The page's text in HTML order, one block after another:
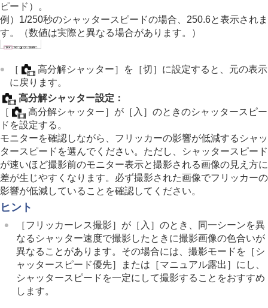
撮影中の画面表示を設定する
動画の音声を記録する
動画を撮影しながら静止画を切り出す
外部RAWレコーダーにRAW動画を出力する
画像と音声をライブ配信する
カメラをカスタマイズする
再生する
カメラの設定を変更する
スマートフォンでできること
パソコンでできること
クラウドサービスを利用する
資料
故障かな？と思ったら
ピード）。
例）1/250秒のシャッタースピードの場合、250.6と表示されま
す。（数値は実際と異なる場合があります。）
［ 高分解シャッター］ を ［切］ に設定すると、元の表示
に戻ります。
高分解シャッター設定 ：
［
高分解シャッター］ が ［入］のときのシャッタースピー
ドを設定する。
モニターを確認しながら、フリッカーの影響が低減するシャッ
タースピードを選んでください。ただし、シャッタースピード
が速いほど撮影前のモニター表示と撮影される画像の見え方に
差が生じやすくなります。必ず撮影された画像でフリッカーの
影響が低減していることを確認してください。
ヒント
［フリッカーレス撮影］ が ［入］のとき、同一シーンを異
なるシャッター速度で撮影したときに撮影画像の色合いが
異なることがあります。その場合には、撮影モードを ［シ
ャッタースピード優先］
または ［マニュアル露出］ にし、
シャッタースピードを一定にして撮影することをおすすめ
します。